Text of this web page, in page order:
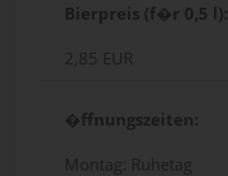
Bierpreis (f�r 0,5 l):
2,85 EUR
�ffnungszeiten:
Montag: Ruhetag